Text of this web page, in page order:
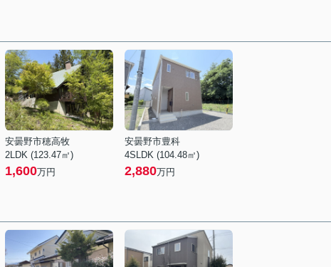
安曇野市穂高牧
2LDK (123.47㎡)
1,600万円
安曇野市豊科
4SLDK (104.48㎡)
2,880万円